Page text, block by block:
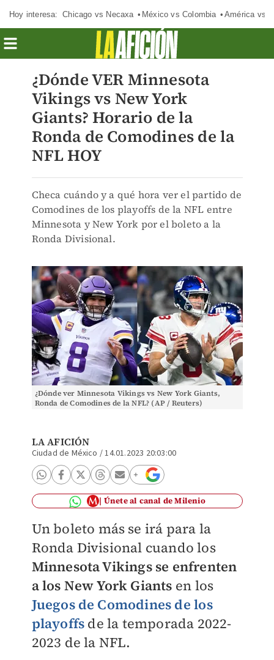
Hoy interesa: Chicago vs Necaxa México vs Colombia América vs
¿Dónde VER Minnesota
Vikings vs New York
Giants? Horario de la
Ronda de Comodines de la
NFL HOY
Checa cuándo y a qué hora ver el partido de
Comodines de los playoffs de la NFL entre
Minnesota y New York por el boleto a la
Ronda Divisional.
¿Dónde ver Minnesota Vikings vs New York Giants,
Ronda de Comodines de la NFL? (AP / Reuters)
LA AFICIÓN
Ciudad de México /14.01.2023 20:03:00
Únete al canal de Milenio
Un boleto más se irá para la
Ronda Divisional cuando los
Minnesota Vikings se enfrenten
a los New York Giants en los
Juegos de Comodines de los
playoffs de la temporada 2022-
2023 de la NFL.